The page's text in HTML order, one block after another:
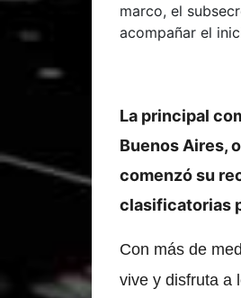
marco, el
acompañar el
La principal
Buenos Aires,
comenzó su
clasificatorias
Con más de
vive y disfruta a